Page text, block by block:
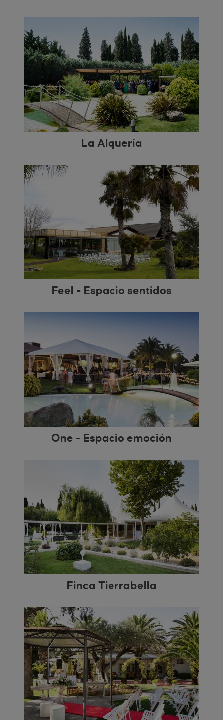
La Alquería
Feel - Espacio sentidos
One - Espacio emoción
Finca Tierrabella